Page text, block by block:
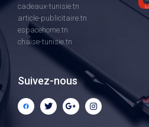
cadeaux-tunisie.tn
article-publicitaire.tn
espacehome.tn
chaise-tunisie.tn
Suivez-nous